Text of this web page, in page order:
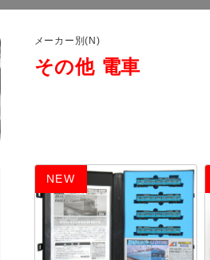
メーカー別(N)
その他 電車
NEW